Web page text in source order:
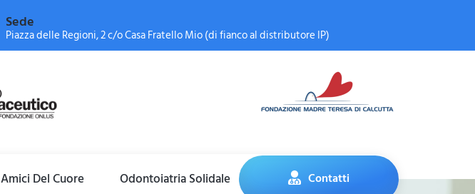
Sede
Piazza delle Regioni, 2 c/o Casa Fratello Mio (di fianco al distributore IP)
Amici Del Cuore Odontoiatria Solidale Contatti